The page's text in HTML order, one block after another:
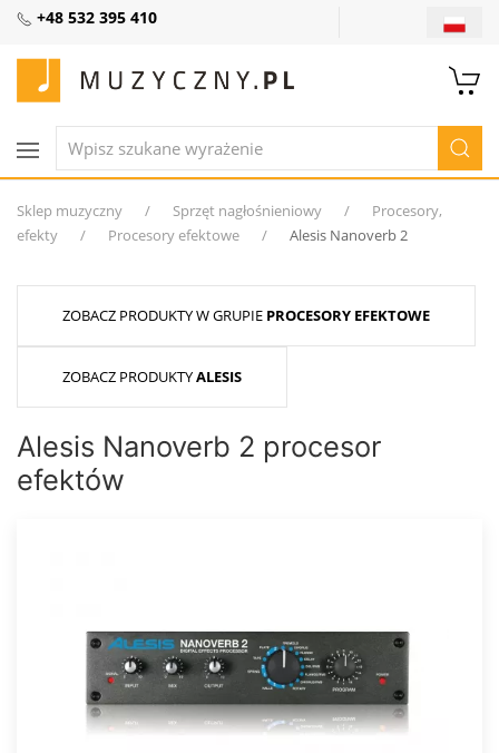
+48 532 395 410
Sklep muzyczny Sprzęt nagłośnieniowy
Procesory,
efekty
Procesory efektowe Alesis Nanoverb 2
ZOBACZ PRODUKTY W GRUPIE PROCESORY EFEKTOWE
ZOBACZ PRODUKTYALESIS
Alesis Nanoverb 2 procesor
efektów